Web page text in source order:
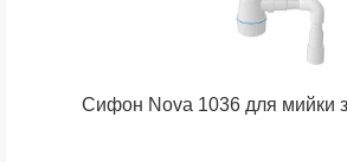
Сифон Nova 1036 для мийки